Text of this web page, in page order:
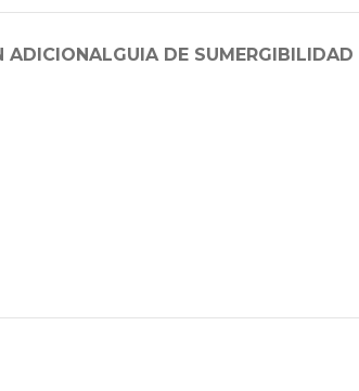
ADICIONALGUIA DE SUMERGIBILIDAD